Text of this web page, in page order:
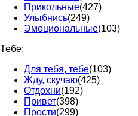
Прикольные(427)
Улыбнись(249)
Эмоциональные(103)
Тебе:
Для тебя, тебе(103)
Жду, скучаю(425)
Отдохни(192)
Привет(398)
Прости(299)